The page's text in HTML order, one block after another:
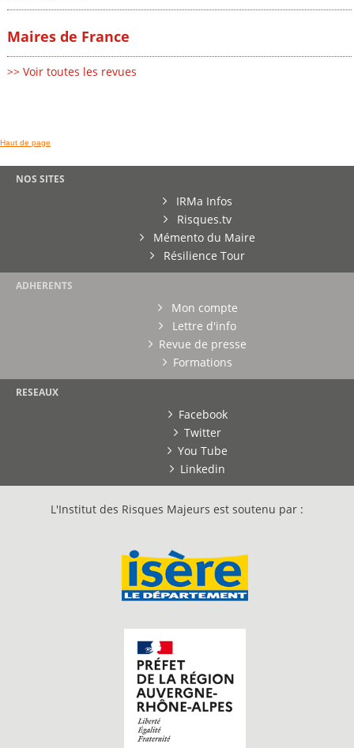
Maires de France
>> Voir toutes les revues
Haut de page
NOS SITES
IRMa Infos
Risques.tv
Mémento du Maire
Résilience Tour
ADHERENTS
Mon compte
Lettre d'info
Revue de presse
Formations
RESEAUX
Facebook
Twitter
You Tube
Linkedin
L'Institut des Risques Majeurs est soutenu par :